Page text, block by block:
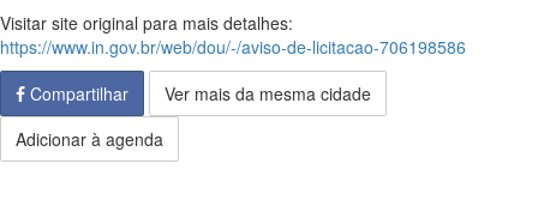
Visitar site original para mais detalhes:
https://www.in.gov.br/web/dou/-/aviso-de-licitacao-706198586
Compartilhar
Ver mais da mesma cidade
Adicionar à agenda